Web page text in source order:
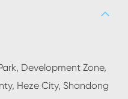
Development Zone,
Heze City, Shandong